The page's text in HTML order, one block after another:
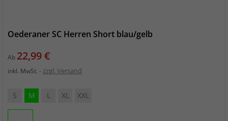
Oederaner SC Herren Short blau/gelb
Ab Preis
22,99 €
inkl. MwSt. zzgl. Versand
S M L XL XXL